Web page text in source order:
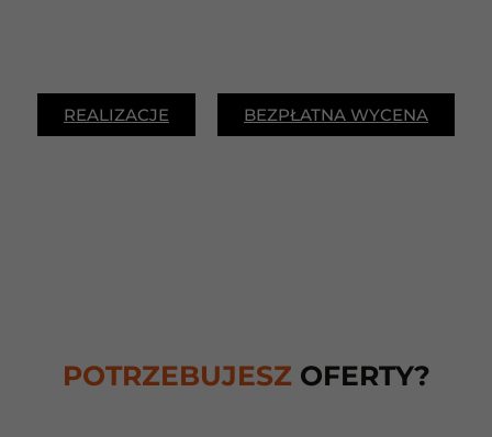
REALIZACJE BEZPŁATNA WYCENA
POTRZEBUJESZ OFERTY?